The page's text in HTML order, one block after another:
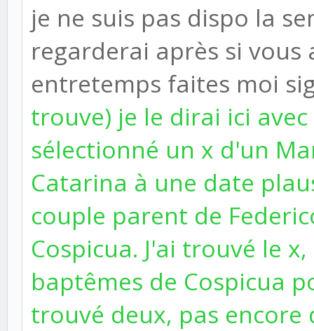
je ne suis pas dispo la
regarderai après si
entretemps faites moi
trouve) je le dirai ici
sélectionné un x d'un
Catarina à une date
couple parent de
Cospicua. J'ai trouvé le
baptêmes de Cospicua
trouvé deux, pas encore